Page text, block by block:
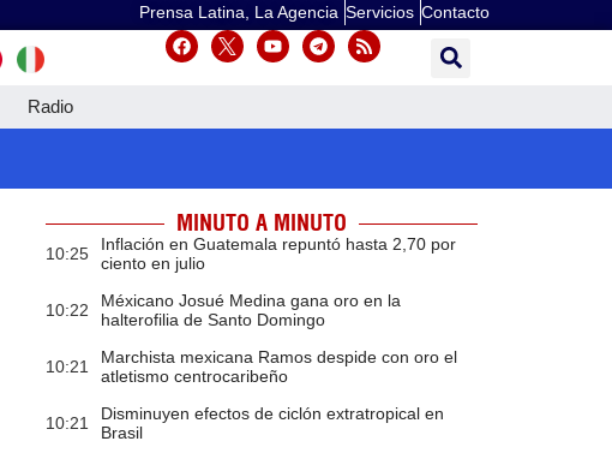
Prensa Latina, La Agencia Servicios Contacto
Radio
MINUTO A MINUTO
10:25
Inflación en Guatemala repuntó hasta 2,70 por
ciento en julio
10:22
Méxicano Josué Medina gana oro en la
halterofilia de Santo Domingo
10:21
Marchista mexicana Ramos despide con oro el
atletismo centrocaribeño
10:21
Disminuyen efectos de ciclón extratropical en
Brasil